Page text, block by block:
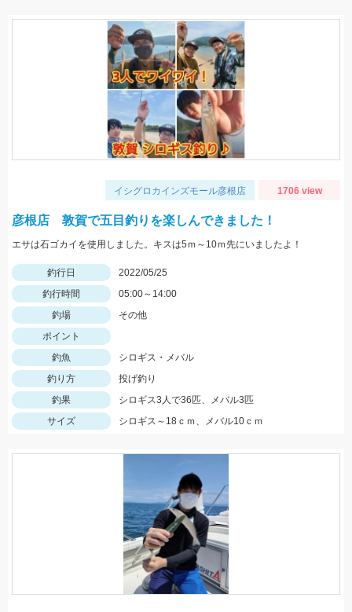
イシグロカインズモール彦根店 1706 view
彦根店 敦賀で五目釣りを楽しんできました！
エサは石ゴカイを使用しました。キスは5ｍ～10ｍ先にいましたよ！
釣行日
2022/05/25
釣行時間
05:00～14:00
釣場
その他
ポイント
釣魚
シロギス・メバル
釣り方
投げ釣り
釣果
シロギス3人で36匹、メバル3匹
サイズ
シロギス～18ｃｍ、メバル10ｃｍ